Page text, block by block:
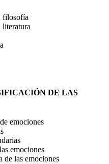
filosofía
literatura
DE LAS
emociones
emociones
de las emociones